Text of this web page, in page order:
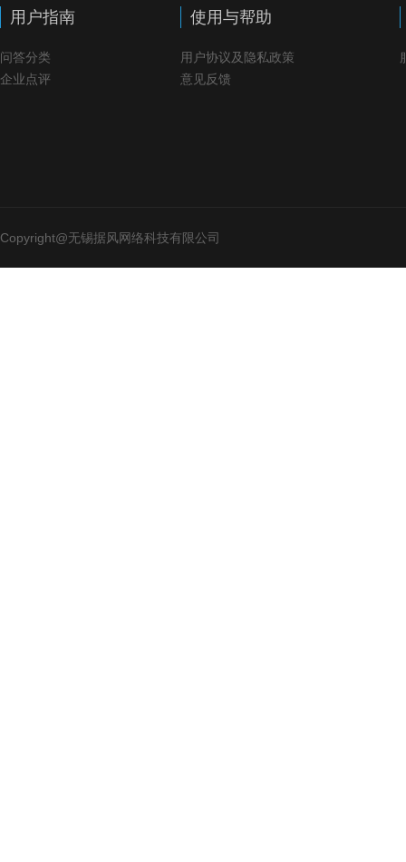
用户指南
问答分类
企业点评
使用与帮助
用户协议及隐私政策
意见反馈
Copyright@无锡据风网络科技有限公司